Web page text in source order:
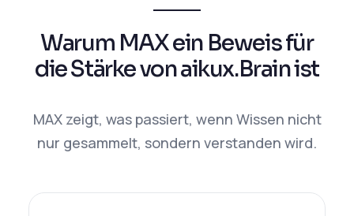
Warum MAX ein Beweis für
die Stärke von aikux.Brain ist
MAX zeigt, was passiert, wenn Wissen nicht
nur gesammelt, sondern verstanden wird.